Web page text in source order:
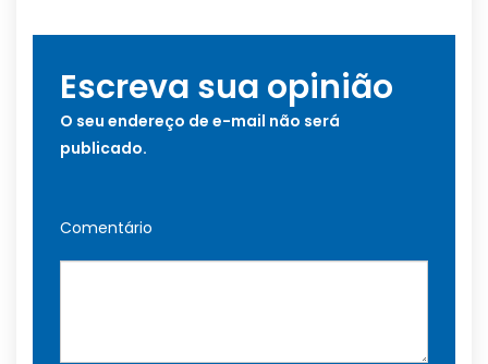
Escreva sua opinião
O seu endereço de e-mail não será
publicado.
Comentário